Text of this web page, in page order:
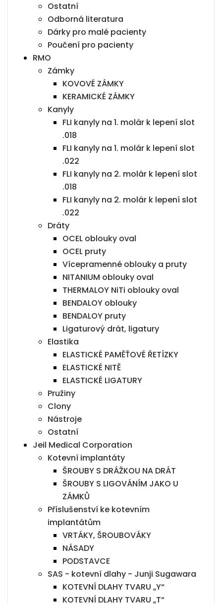
Ostatní
Odborná literatura
Dárky pro malé pacienty
Poučení pro pacienty
RMO
Zámky
KOVOVÉ ZÁMKY
KERAMICKÉ ZÁMKY
Kanyly
FLI kanyly na 1. molár k lepení slot
.018
FLI kanyly na 1. molár k lepení slot
.022
FLI kanyly na 2. molár k lepení slot
.018
FLI kanyly na 2. molár k lepení slot
.022
Dráty
OCEL oblouky oval
OCEL pruty
Vícepramenné oblouky a pruty
NITANIUM oblouky oval
THERMALOY NiTi oblouky oval
BENDALOY oblouky
BENDALOY pruty
Ligaturový drát, ligatury
Elastika
ELASTICKÉ PAMĚŤOVÉ ŘETÍZKY
ELASTICKÉ NITĚ
ELASTICKÉ LIGATURY
Pružiny
Clony
Nástroje
Ostatní
Jeil Medical Corporation
Kotevní implantáty
ŠROUBY S DRÁŽKOU NA DRÁT
ŠROUBY S LIGOVÁNÍM JAKO U
ZÁMKŮ
Příslušenství ke kotevním
implantátům
VRTÁKY, ŠROUBOVÁKY
NÁSADY
PODSTAVCE
SAS - kotevní dlahy - Junji Sugawara
KOTEVNÍ DLAHY TVARU „Y“
KOTEVNÍ DLAHY TVARU „T“